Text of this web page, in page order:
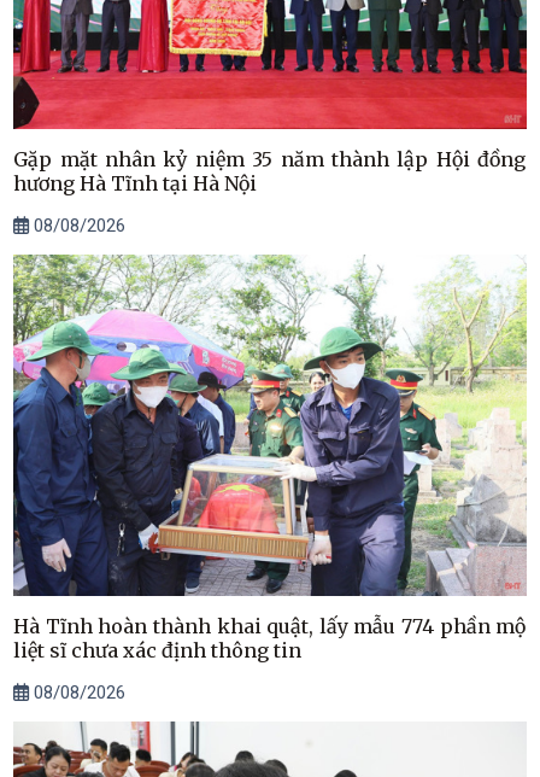
Gặp mặt nhân kỷ niệm 35 năm thành lập Hội đồng
hương Hà Tĩnh tại Hà Nội
08/08/2026
Hà Tĩnh hoàn thành khai quật, lấy mẫu 774 phần mộ
liệt sĩ chưa xác định thông tin
08/08/2026